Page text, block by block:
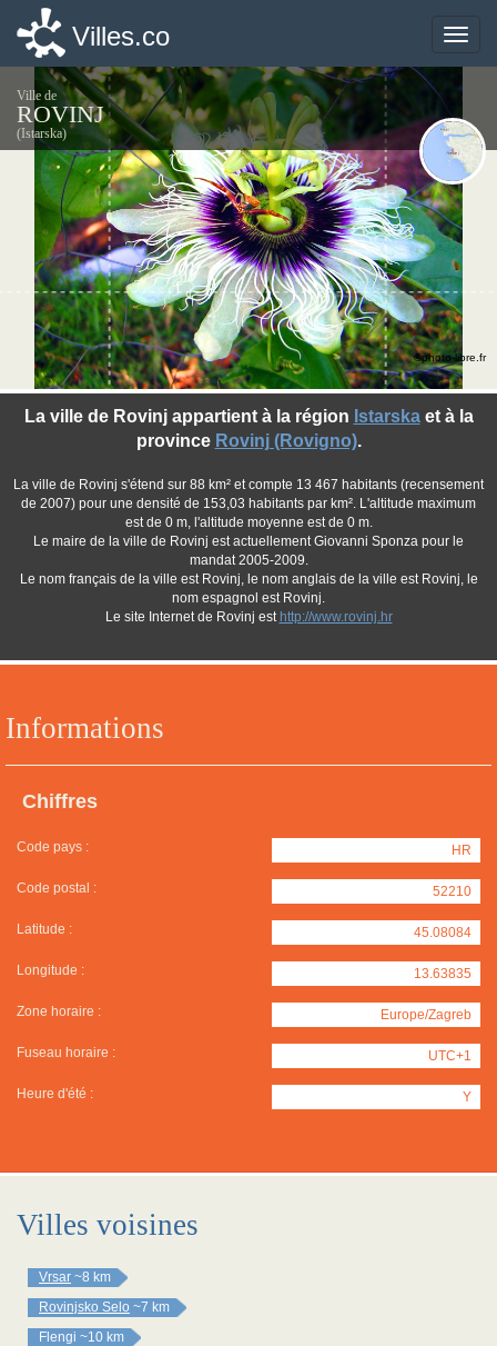
Toggle
Villes.co
Ville de
ROVINJ
(Istarska)
Informations
Chiffres
Code pays : HR
Code postal : 52210
Latitude : 45.08084
Longitude : 13.63835
Zone horaire : Europe/Zagreb
Fuseau horaire : UTC+1
Heure d'été : Y
La ville de Rovinj appartient à la région Istarskaet à la
province Rovinj (Rovigno).
La ville de Rovinj s'étend sur 88 km² et compte 13 467 habitants (recensement
de 2007) pour une densité de 153,03 habitants par km². L'altitude maximum
est de 0 m, l'altitude moyenne est de 0 m.
Le maire de la ville de Rovinj est actuellement Giovanni Sponza pour le
mandat 2005-2009.
Le nom français de la ville est Rovinj, le nom anglais de la ville est Rovinj, le
nom espagnol est Rovinj.
Le site Internet de Rovinj est http://www.rovinj.hr
©photo-libre.fr
Villes voisines
Vrsar ~8 km
Rovinjsko Selo ~7 km
Flengi ~10 km
Toggle
Villes.co